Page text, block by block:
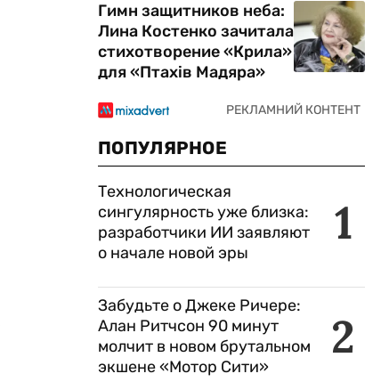
Гимн защитников неба:
Лина Костенко зачитала
стихотворение «Крила»
для «Птахів Мадяра»
ПОПУЛЯРНОЕ
1
Технологическая
сингулярность уже близка:
разработчики ИИ заявляют
о начале новой эры
2
Забудьте о Джеке Ричере:
Алан Ритчсон 90 минут
молчит в новом брутальном
экшене «Мотор Сити»